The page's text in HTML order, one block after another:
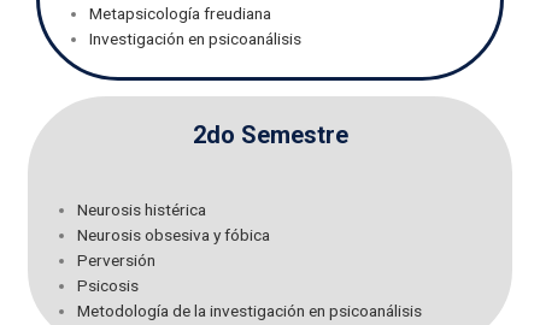
Metapsicología freudiana
Investigación en psicoanálisis
2do Semestre
Neurosis histérica
Neurosis obsesiva y fóbica
Perversión
Psicosis
Metodología de la investigación en psicoanálisis